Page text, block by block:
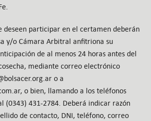
deseen participar en el certamen deberán
y/o Cámara Arbitral anfitriona su
de al menos 24 horas antes del
mediante correo electrónico
o a
o bien, llamando a los teléfonos
(0343) 431-2784. Deberá indicar razón
de contacto, DNI, teléfono, correo